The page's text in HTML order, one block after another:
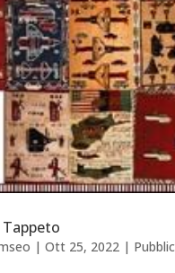
Tappeto
| Ott 25, 2022|